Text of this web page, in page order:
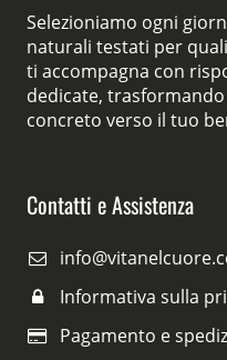
Selezioniamo ogni
naturali testati per
ti accompagna con
dedicate,
concreto verso il tuo
Contatti e Assistenza
Informativa sulla
Pagamento e